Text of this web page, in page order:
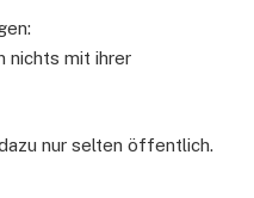
nichts mit ihrer
nur selten öffentlich.